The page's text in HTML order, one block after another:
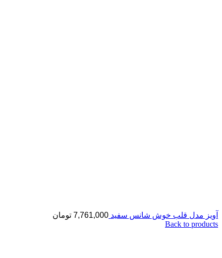
آویز مدل قلب خوش شانس سفید 7,761,000 تومان
Back to products